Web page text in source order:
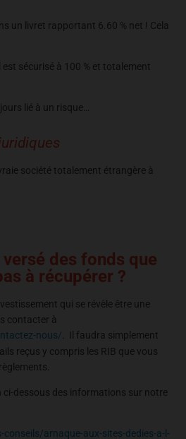
un livret rapportant 6.60 % net ! Cela
sécurisé à 100 % et totalement
lié à un risque…
société totalement étrangère à
des fonds que
à récupérer ?
qui se révèle être une
contacter à
nous/ . Il faudra simplement
reçus y compris les RIB que vous
ci-dessous des informations sur notre
arnaque-aux-sites-dedies-a-l-